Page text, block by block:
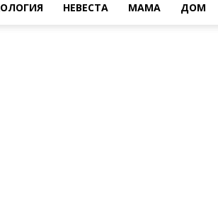
НЕВЕСТА МАМА ДОМ